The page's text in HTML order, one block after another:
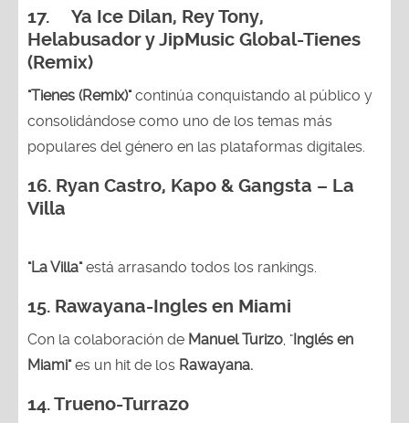
17. Ya Ice Dilan, Rey Tony,
Helabusador y JipMusic Global-Tienes
(Remix)
"Tienes (Remix)"continúa conquistando al público y
consolidándose como uno de los temas más
populares del género en las plataformas digitales.
16. Ryan Castro, Kapo & Gangsta – La
Villa
"La Villa"está arrasando todos los rankings.
15. Rawayana-Ingles en Miami
Con la colaboración de Manuel Turizo, "Inglés en
Miami"es un hit de los Rawayana.
14.Trueno-Turrazo